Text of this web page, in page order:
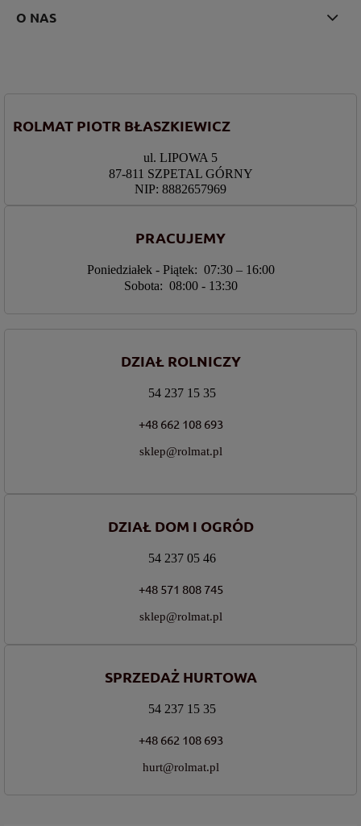
O NAS
ROLMAT PIOTR BŁASZKIEWICZ
ul. LIPOWA 5
87-811 SZPETAL GÓRNY
NIP: 8882657969
PRACUJEMY
Poniedziałek - Piątek: 07:30 – 16:00
Sobota: 08:00 - 13:30
DZIAŁ ROLNICZY
54 237 15 35
+48 662 108 693
sklep@rolmat.pl
DZIAŁ DOM I OGRÓD
54 237 05 46
+48 571 808 745
sklep@rolmat.pl
SPRZEDAŻ HURTOWA
54 237 15 35
+48 662 108 693
hurt@rolmat.pl